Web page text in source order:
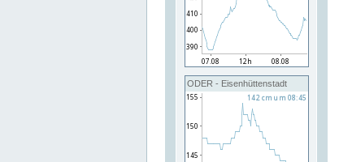
ODER - Eisenhüttenstadt